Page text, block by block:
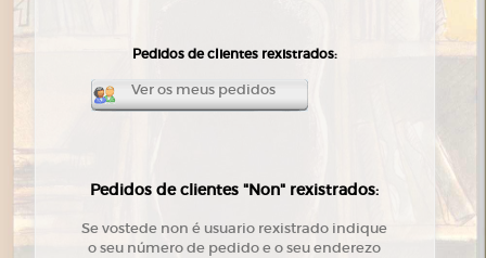
Pedidos de clientes rexistrados:
Ver os meus pedidos
Pedidos de clientes "Non" rexistrados:
Se vostede non é usuario rexistrado indique
o seu número de pedido e o seu enderezo